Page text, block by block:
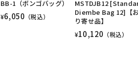
BB-1（ボンゴバッグ）
¥6,050 （税込）
MSTDJB12
Diembe Bag 12]【
り寄せ品】
¥10,120 （税込）